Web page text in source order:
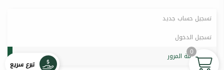
تسجيل حساب جديد
تسجيل الدخول
إعادة كلمة المرور
تبرع سريع
0